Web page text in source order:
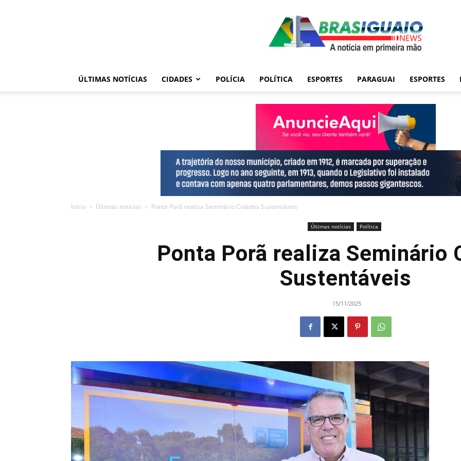
ÚLTIMAS NOTÍCIAS CIDADES POLÍCIA POLÍTICA ESPORTES PARAGUAI ESPORTES
Início Últimas notícias Ponta Porã realiza Seminário Cidades Sustentáveis
Últimas notícias Política
Ponta Porã realiza Seminário
Sustentáveis
15/11/2025